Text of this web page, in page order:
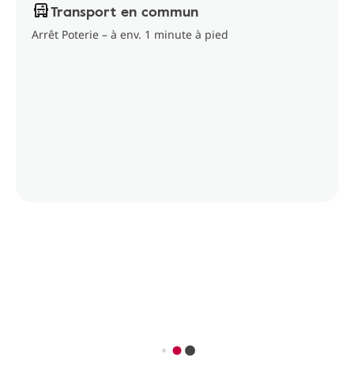
Transport en commun
Arrêt Poterie – à env. 1 minute à pied